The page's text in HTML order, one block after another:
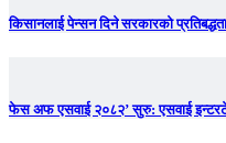
किसानलाई पेन्सन दिने सरकारको प्रतिबद्धता
फेस अफ एसवाई २०८२’ सुरु: एसवाई